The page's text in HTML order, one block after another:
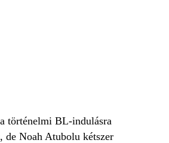
történelmi BL-indulásra
de Noah Atubolu kétszer